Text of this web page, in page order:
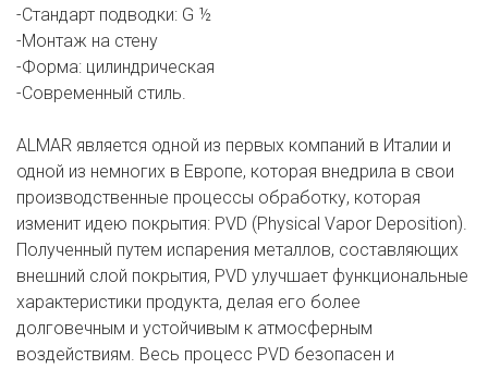
-Стандарт подводки: G ½
-Монтаж на стену
-Форма: цилиндрическая
-Современный стиль.
ALMAR является одной из первых компаний в Италии и
одной из немногих в Европе, которая внедрила в свои
производственные процессы обработку, которая
изменит идею покрытия: PVD (Physical Vapor Deposition).
Полученный путем испарения металлов, составляющих
внешний слой покрытия, PVD улучшает функциональные
характеристики продукта, делая его более
долговечным и устойчивым к атмосферным
воздействиям. Весь процесс PVD безопасен и